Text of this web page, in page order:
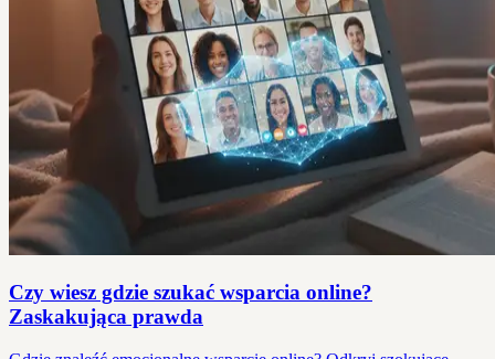
Czy wiesz gdzie szukać wsparcia online?
Zaskakująca prawda